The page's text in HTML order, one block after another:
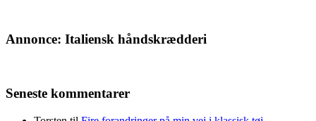
Annonce: Italiensk håndskrædderi
Seneste kommentarer